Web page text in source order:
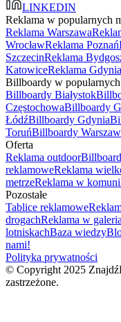
LINKEDIN
Reklama w popularnych
Reklama Warszawa
WrocławReklama Poznań
SzczecinReklama
KatowiceReklama Gdynia
Billboardy w popularnych
Billboardy Białystok
CzęstochowaBillboardy
ŁódźBillboardy Gdynia
ToruńBillboardy
Oferta
Reklama outdoor
reklamoweReklama
metrzeReklama w
Pozostałe
Tablice reklamowe
drogachReklama w
lotniskachBaza wiedzy
nami!
Polityka prywatności
© Copyright 2025
zastrzeżone.